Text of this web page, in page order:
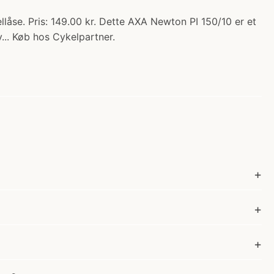
Pris: 149.00 kr. Dette AXA Newton PI 150/10 er et
Køb hos Cykelpartner.